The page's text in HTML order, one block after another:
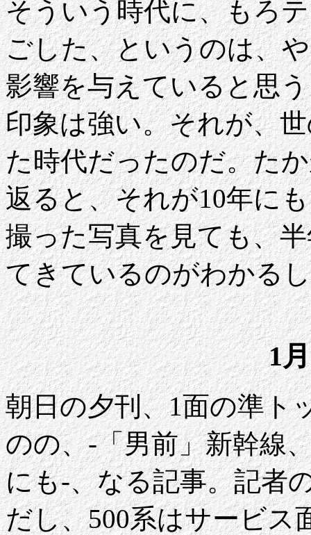
そういう時代に、もろ
ごした、というのは、
影響を与えていると思
印象は強い。それが、
た時代だったのだ。た
返ると、それが10年に
撮った写真を見ても、
てきているのがわかる
1
朝日の夕刊、1面の準ト
のの、-「男前」新幹線
にも-、なる記事。記者
だし、500系はサービス